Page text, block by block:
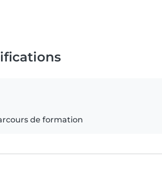
de formation